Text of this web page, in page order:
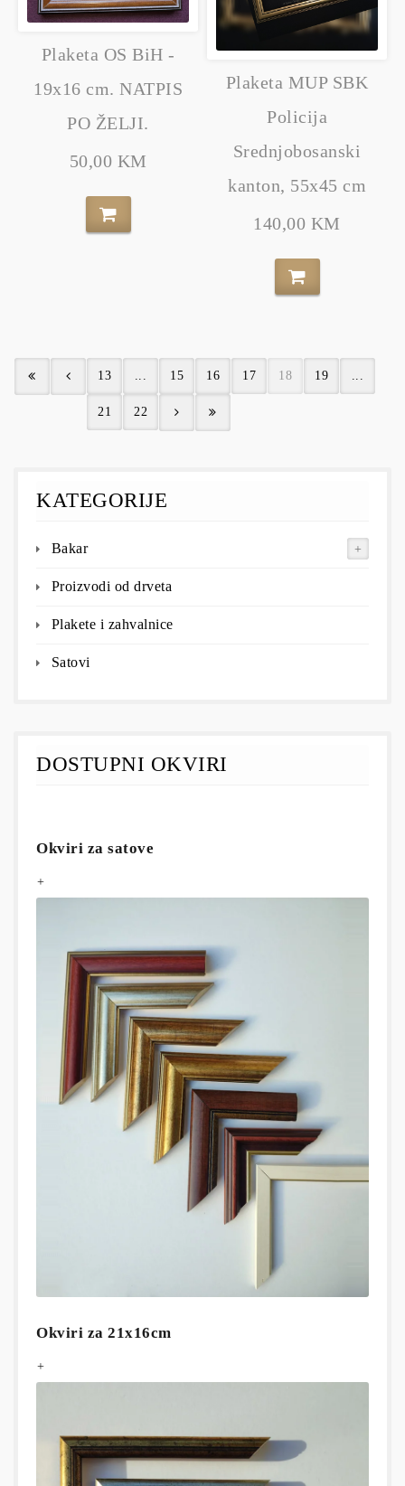
Plaketa OS BiH -
19x16 cm. NATPIS
PO ŽELJI.
50,00 KM
Plaketa MUP SBK
Policija
Srednjobosanski
kanton, 55x45 cm
140,00 KM
13 15 16 17 18 19
21 22
KATEGORIJE
Bakar
Proizvodi od drveta
Plakete i zahvalnice
Satovi
DOSTUPNI OKVIRI
Okviri za satove
+
Okviri za 21x16cm
+